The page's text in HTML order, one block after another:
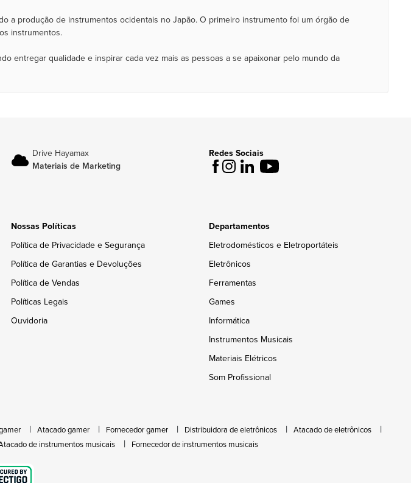
a produção de instrumentos ocidentais no Japão. O primeiro instrumento foi um órgão de
instrumentos.
entregar qualidade e inspirar cada vez mais as pessoas a se apaixonar pelo mundo da
Drive Hayamax
Materiais de Marketing
Redes Sociais
Nossas Políticas
Política de Privacidade e Segurança
Política de Garantias e Devoluções
Política de Vendas
Políticas Legais
Ouvidoria
Departamentos
Eletrodomésticos e Eletroportáteis
Eletrônicos
Ferramentas
Games
Informática
Instrumentos Musicais
Materiais Elétricos
Som Profissional
Atacado gamer Fornecedor gamer Distribuidora de eletrônicos
Atacado de eletrônicos
de instrumentos musicais Fornecedor de instrumentos musicais